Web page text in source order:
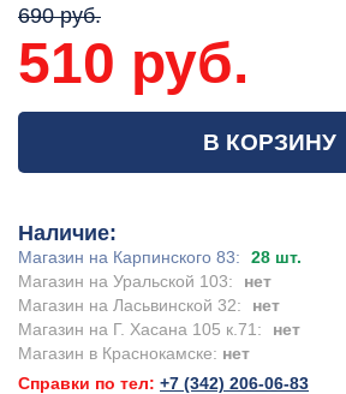
690 руб.
510 руб.
В КОРЗИНУ
Наличие:
Магазин на Карпинского 83:
28 шт.
Магазин на Уральской 103:
нет
Магазин на Ласьвинской 32:
нет
Магазин на Г. Хасана 105 к.71:
нет
Магазин в Краснокамске: нет
Справки по тел: +7 (342) 206-06-83